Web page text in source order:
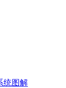
统图解